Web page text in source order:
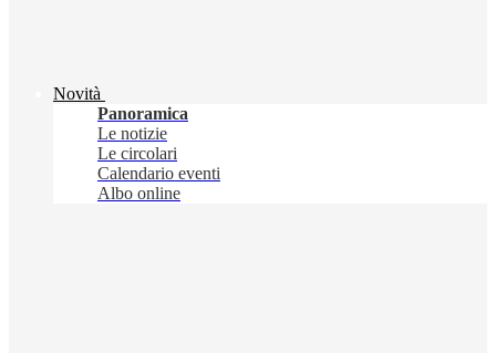
Novità
Panoramica
Le notizie
Le circolari
Calendario eventi
Albo online